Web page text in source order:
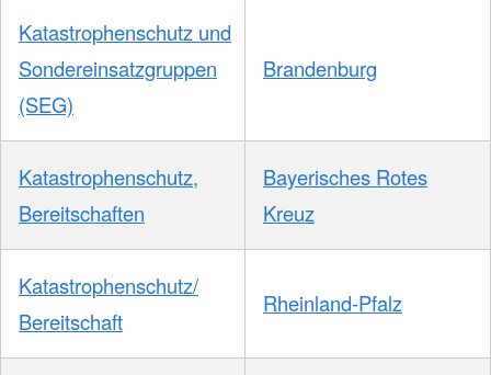
Katastrophenschutz und
Sondereinsatzgruppen
(SEG)
Brandenburg
Katastrophenschutz,
Bereitschaften
Bayerisches Rotes
Kreuz
Katastrophenschutz/
Bereitschaft
Rheinland-Pfalz